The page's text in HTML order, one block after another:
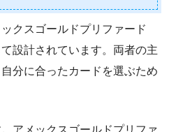
クスゴールドプリファード
設計されています。両者の主
分に合ったカードを選ぶため